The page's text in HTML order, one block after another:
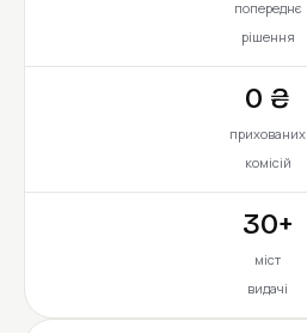
попереднє
рішення
0 ₴
прихованих
комісій
30+
міст
видачі